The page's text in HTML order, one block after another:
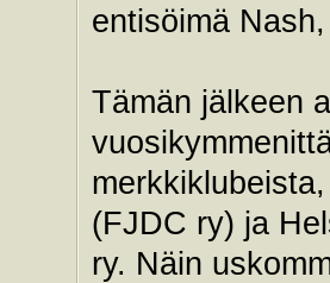
entisöimä
Tämän jälkeen
(FJDC ry) ja
ry. Näin